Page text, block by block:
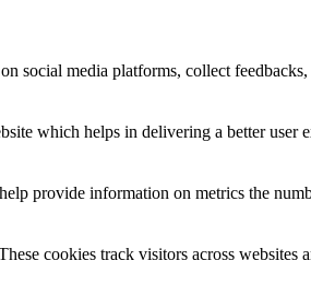
social media platforms, collect
which helps in delivering a better user
provide information on metrics the
cookies track visitors across